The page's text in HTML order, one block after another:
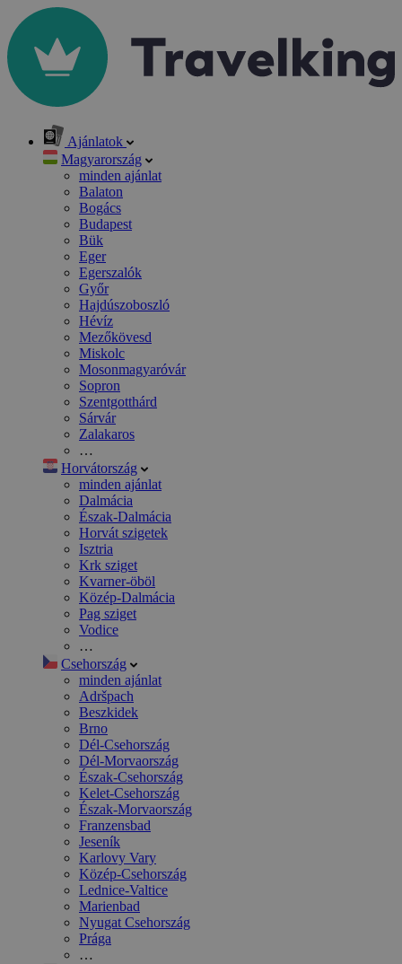
Ajánlatok
Magyarország
minden ajánlat
Balaton
Bogács
Budapest
Bük
Eger
Egerszalók
Győr
Hajdúszoboszló
Hévíz
Mezőkövesd
Miskolc
Mosonmagyaróvár
Sopron
Szentgotthárd
Sárvár
Zalakaros
…
Horvátország
minden ajánlat
Dalmácia
Észak-Dalmácia
Horvát szigetek
Isztria
Krk sziget
Kvarner-öböl
Közép-Dalmácia
Pag sziget
Vodice
…
Csehország
minden ajánlat
Adršpach
Beszkidek
Brno
Dél-Csehország
Dél-Morvaország
Észak-Csehország
Kelet-Csehország
Észak-Morvaország
Franzensbad
Jeseník
Karlovy Vary
Közép-Csehország
Lednice-Valtice
Marienbad
Nyugat Csehország
Prága
…